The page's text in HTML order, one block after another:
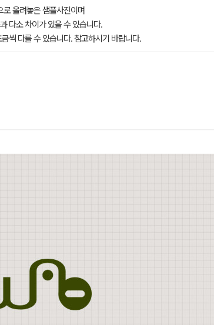
올려놓은 샘플사진이며
다소 차이가 있을 수 있습니다.
씩 다를 수 있습니다. 참고하시기 바랍니다.